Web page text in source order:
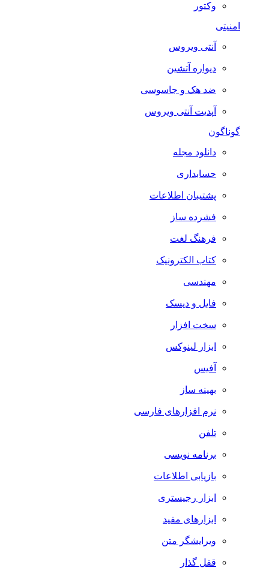
وکتور
امنیتی
آنتی ویروس
دیواره آتشین
ضد هک و جاسوسی
آپدیت آنتی ویروس
گوناگون
دانلود مجله
حسابداری
پشتیبان اطلاعات
فشرده ساز
فرهنگ لغت
کتاب الکترونیک
مهندسی
فایل و دیسک
سخت افزار
ابزار لینوکس
آفیس
بهینه ساز
نرم افزارهای فارسی
تلفن
برنامه نویسی
بازیابی اطلاعات
ابزار رجیستری
ابزارهای مفید
ویرایشگر متن
قفل گذار